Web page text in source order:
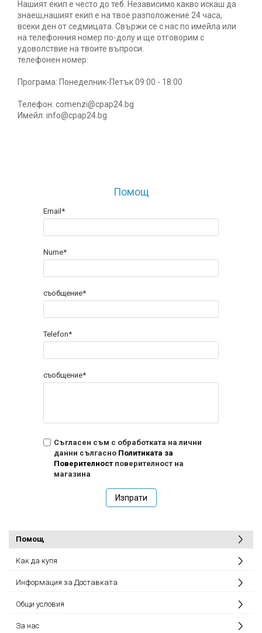
произвежда)
Медицински кислороден спрей
Назални канюли
Овлажняващи купи
Удължаващи маркучи
Нашият екип е често до теб. Независимо какво искаш да
знаеш,нашият екип е на твое разположение 24 часа,
всеки ден от седмицата. Свържи се с нас по имейла или
на телефонния номер по-долу и ще отговорим с
удоволствие на твоите въпроси.
телефонен номер:
Програма: Понеделник-Петък 09:00 - 18:00
Телефон: comenzi@cpap24.bg
Имейл: info@cpap24.bg
Помощ
Email*
Nume*
съобщение*
Telefon*
съобщение*
Съгласен съм с обработката на лични
данни сългасно Политиката за
Поверителност поверителност на
магазина
Изпрати
Помощ
Как да купя
Информация за Доставката
Общи условия
За нас